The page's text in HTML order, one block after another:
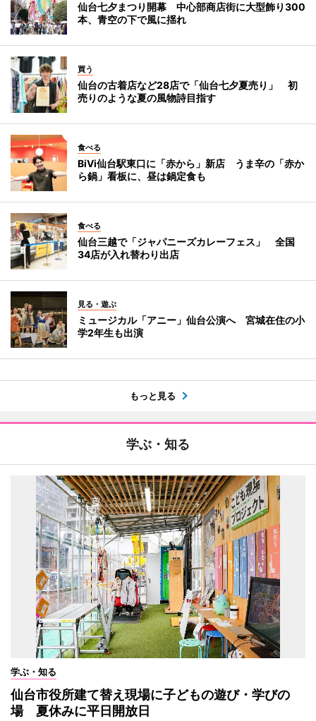
仙台七夕まつり開幕 中心部商店街に大型飾り300
本、青空の下で風に揺れ
買う
仙台の古着店など28店で「仙台七夕夏売り」 初
売りのような夏の風物詩目指す
食べる
BiVi仙台駅東口に「赤から」新店 うま辛の「赤か
ら鍋」看板に、昼は鍋定食も
食べる
仙台三越で「ジャパニーズカレーフェス」 全国
34店が入れ替わり出店
見る・遊ぶ
ミュージカル「アニー」仙台公演へ 宮城在住の小
学2年生も出演
もっと見る
学ぶ・知る
学ぶ・知る
仙台市役所建て替え現場に子どもの遊び・学びの
場 夏休みに平日開放日